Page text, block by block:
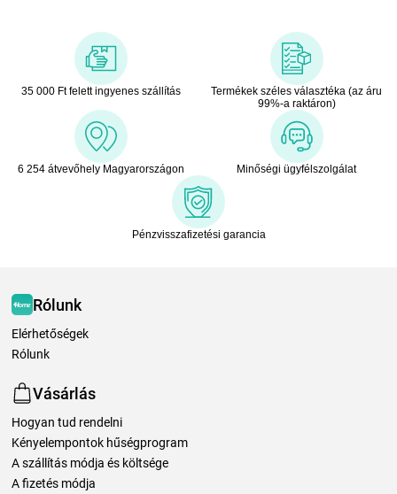
35 000 Ft felett ingyenes szállítás
Termékek széles választéka (az áru
99%-a raktáron)
6 254 átvevőhely Magyarországon Minőségi ügyfélszolgálat
Pénzvisszafizetési garancia
Rólunk
Elérhetőségek
Rólunk
Vásárlás
Hogyan tud rendelni
Kényelempontok hűségprogram
A szállítás módja és költsége
A fizetés módja